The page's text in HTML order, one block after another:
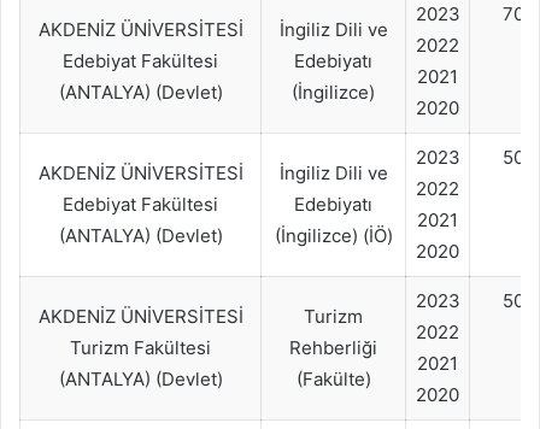
AKDENİZ ÜNİVERSİTESİ
Edebiyat Fakültesi
(ANTALYA) (Devlet)
İngiliz Dili ve
Edebiyatı
(İngilizce)
2023
2022
2021
2020
AKDENİZ ÜNİVERSİTESİ
Edebiyat Fakültesi
(ANTALYA) (Devlet)
İngiliz Dili ve
Edebiyatı
(İngilizce) (İÖ)
2023
2022
2021
2020
AKDENİZ ÜNİVERSİTESİ
Turizm Fakültesi
(ANTALYA) (Devlet)
Turizm
Rehberliği
(Fakülte)
2023
2022
2021
2020